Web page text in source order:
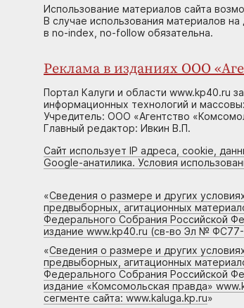
Использование материалов сайта
В случае использования материалов
в no-index, no-follow обязательна.
Реклама в изданиях ООО
Портал Калуги и области www.kp40.ru
информационных технологий и
Учредитель: ООО «Агентство
Главный редактор: Ивкин В.П.
Сайт использует IP адреса, cookie,
Google-анатилика. Условия
«Сведения о размере и других
предвыборных, агитационных
Федерального Собрания Российской
издание www.kp40.ru (св-во Эл № ФС77-
«Сведения о размере и других
предвыборных, агитационных
Федерального Собрания Российской
издание «Комсомольская правда»
сегменте сайта: www.kaluga.kp.ru»